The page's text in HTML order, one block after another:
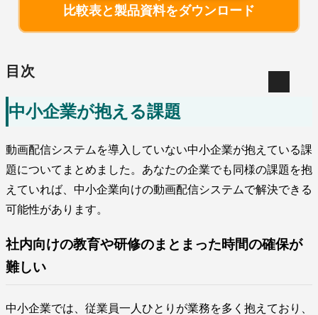
比較表と製品資料をダウンロード
目次
中小企業が抱える課題
動画配信システムを導入していない中小企業が抱えている課
題についてまとめました。あなたの企業でも同様の課題を抱
えていれば、中小企業向けの動画配信システムで解決できる
可能性があります。
社内向けの教育や研修のまとまった時間の確保が
難しい
中小企業では、従業員一人ひとりが業務を多く抱えており、